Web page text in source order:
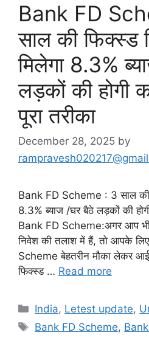
Bank FD
साल की फिक्स्ड
मिलेगा 8.3%
लड़कों की होगी
पूरा तरीका
December 28, 2025 by
Bank FD Scheme : 3 साल की
8.3% ब्याज /घर बैठे लड़कों की
Bank FD Scheme:अगर आप भी
निवेश की तलाश में हैं, तो आपके
Scheme बेहतरीन मौका लेकर
फिक्स्ड … Read more
Categories
India, Letest update,
Tags
Bank FD Scheme,